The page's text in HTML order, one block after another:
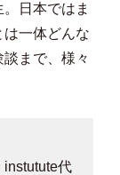
日本ではま
一体どんな
まで、様々
instutute代